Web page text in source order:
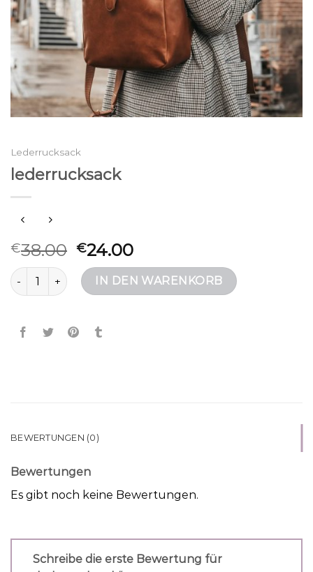
Lederrucksack
lederrucksack
€38.00 €24.00
lederrucksack MengeIN DEN WARENKORB
BEWERTUNGEN (0)
Bewertungen
Es gibt noch keine Bewertungen.
Schreibe die erste Bewertung für